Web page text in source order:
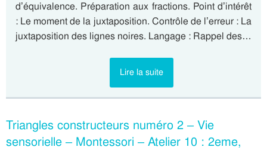
d’équivalence. Préparation aux fractions. Point d’intérêt
: Le moment de la juxtaposition. Contrôle de l’erreur : La
juxtaposition des lignes noires. Langage : Rappel des…
Lire la suite
Triangles constructeurs numéro 2 – Vie
sensorielle – Montessori – Atelier 10 : 2eme,